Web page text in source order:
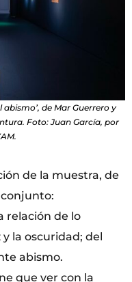
de Mar Guerrero y
Foto: Juan García, por
de la muestra, de
relación de lo
la oscuridad; del
abismo.
que ver con la